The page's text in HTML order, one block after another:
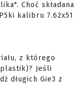
Choć składana
kalibru 7.62x51
z którego
Jeśli
długich Gie3 z